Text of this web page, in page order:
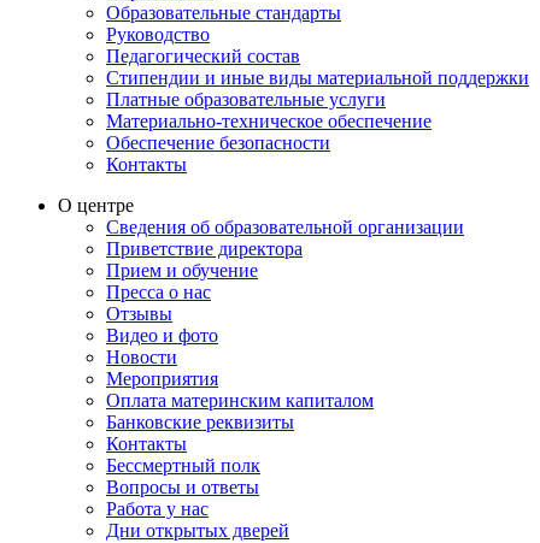
Образовательные стандарты
Руководство
Педагогический состав
Стипендии и иные виды материальной поддержки
Платные образовательные услуги
Материально-техническое обеспечение
Обеспечение безопасности
Контакты
О центре
Сведения об образовательной организации
Приветствие директора
Прием и обучение
Пресса о нас
Отзывы
Видео и фото
Новости
Мероприятия
Оплата материнским капиталом
Банковские реквизиты
Контакты
Бессмертный полк
Вопросы и ответы
Работа у нас
Дни открытых дверей